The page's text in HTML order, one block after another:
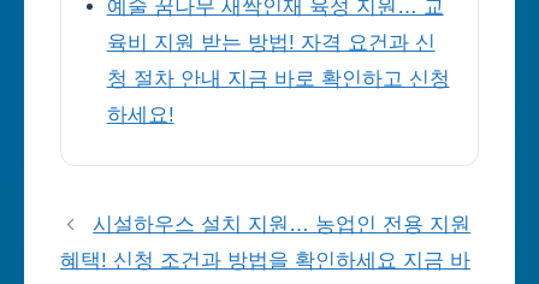
예술 꿈나무 새싹인재 육성 지원… 교
육비 지원 받는 방법! 자격 요건과 신
청 절차 안내 지금 바로 확인하고 신청
하세요!
시설하우스 설치 지원… 농업인 전용 지원
혜택! 신청 조건과 방법을 확인하세요 지금 바